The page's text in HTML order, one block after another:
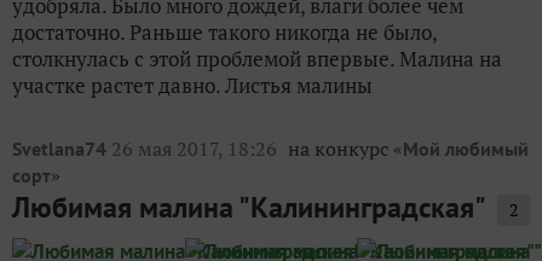
достаточно. Раньше такого никогда не было,
столкнулась с этой проблемой впервые. Малина на
участке растет давно. Листья малины
Svetlana74 26 мая 2017, 18:26 на конкурс «Мой любимый
сорт»
Любимая малина "Калининградская" 2